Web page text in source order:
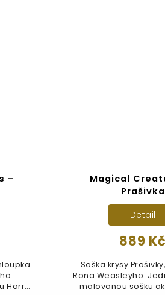
–
Harry
Magical
Prašivka
889 Kč
Detail
Soška krysy
Rona Weasleyho. Jedné se ručně
malovanou sošku